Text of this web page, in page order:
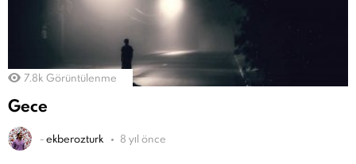
7.8k Görüntülenme
Gece
-ekberozturk 8 yıl önce